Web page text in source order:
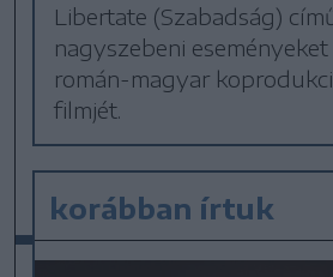
Libertate (Szabadság)
nagyszebeni
román-magyar
filmjét.
korábban írtuk